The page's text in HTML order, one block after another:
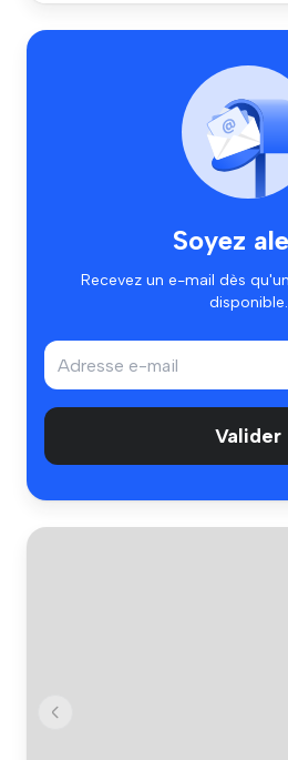
Soyez
Recevez un e-mail dès
disponible.
Valider